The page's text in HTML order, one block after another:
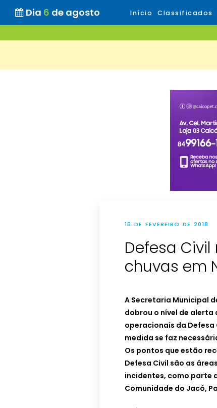
Dia 6 de agosto Início Classificados
15 DE FEVEREIRO DE 2018
Defesa
chuvas em
A Secretaria Municipal
dobrou o nível de alerta
operacionais da Defesa
medida se faz
Os pontos que estão
Defesa Civil são as
incidentes, como parte
Comunidade do Jacó,